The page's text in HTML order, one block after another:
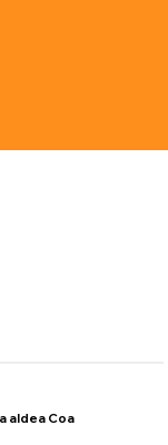
aldea Coa